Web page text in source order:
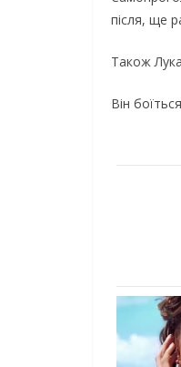
після, ще
Також
Він